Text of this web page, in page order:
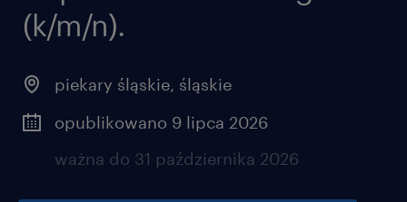
(k/m/n).
piekary śląskie, śląskie
opublikowano 9 lipca 2026
ważna do 31 października 2026